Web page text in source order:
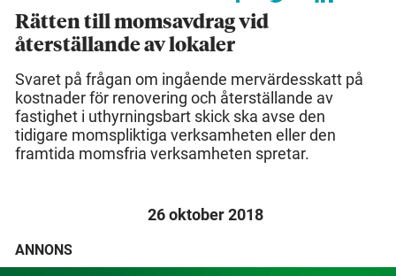
Rätten till momsavdrag vid
återställande av lokaler
Svaret på frågan om ingående mervärdesskatt på
kostnader för renovering och återställande av
fastighet i uthyrningsbart skick ska avse den
tidigare momspliktiga verksamheten eller den
framtida momsfria verksamheten spretar.
26 oktober 2018
ANNONS